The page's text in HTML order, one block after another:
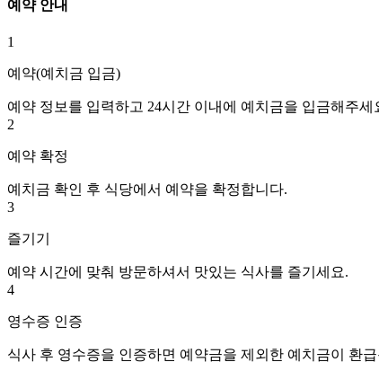
예약 안내
1
예약(예치금 입금)
예약 정보를 입력하고 24시간 이내에 예치금을 입금해주세
2
예약 확정
예치금 확인 후 식당에서 예약을 확정합니다.
3
즐기기
예약 시간에 맞춰 방문하셔서 맛있는 식사를 즐기세요.
4
영수증 인증
식사 후 영수증을 인증하면 예약금을 제외한 예치금이 환